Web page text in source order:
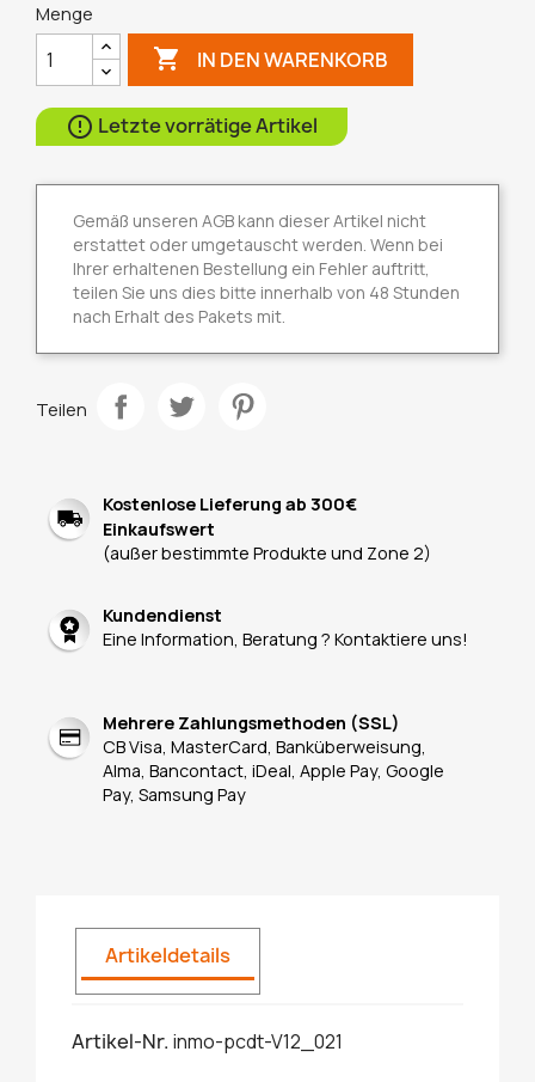
Menge
 IN DEN WARENKORB
 Letzte vorrätige Artikel
Gemäß unseren AGB kann dieser Artikel nicht
erstattet oder umgetauscht werden. Wenn bei
Ihrer erhaltenen Bestellung ein Fehler auftritt,
teilen Sie uns dies bitte innerhalb von 48 Stunden
nach Erhalt des Pakets mit.
Teilen
Kostenlose Lieferung ab 300€
Einkaufswert
(außer bestimmte Produkte und Zone 2)
Kundendienst
Eine Information, Beratung ? Kontaktiere uns!
Mehrere Zahlungsmethoden (SSL)
CB Visa, MasterCard, Banküberweisung,
Alma, Bancontact, iDeal, Apple Pay, Google
Pay, Samsung Pay
Artikeldetails
Artikel-Nr. inmo-pcdt-V12_021